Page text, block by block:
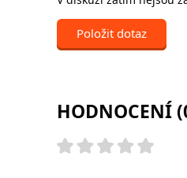
Položit dotaz
HODNOCENÍ